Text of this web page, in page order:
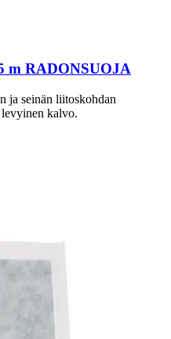
m RADONSUOJA
ja seinän liitoskohdan
levyinen kalvo.